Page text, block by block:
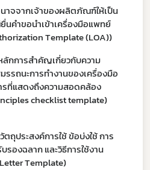
าจจากเจ้าของผลิตภัณฑ์ให้เป็น
นคำขอนำเข้าเครื่องมือแพทย์
Template (LOA))
ลักการสำคัญเกี่ยวกับความ
รถนะการทำงานของเครื่องมือ
รที่แสดงถึงความสอดคล้อง
checklist template)
ถุประสงค์การใช้ ข้อบ่งใช้ การ
รองฉลาก และวิธีการใช้งาน
Template)
ทั่วไป